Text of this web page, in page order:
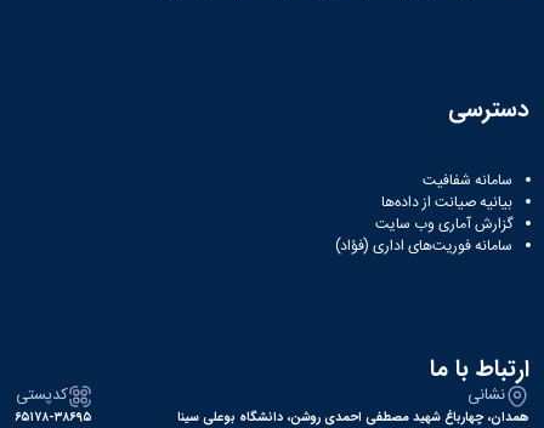
نشریات
لیست
فعال
دانشگاهی
مشاهده
آرشیو
دسترسی
سامانه شفافیت
بیانیه صیانت از داده‌ها
گزارش آماری وب‌ سایت
سامانه فوریت‌های اداری (فؤاد)
ارتباط با ما
نشانی
همدان، چهارباغ شهید مصطفی احمدی روشن، دانشگاه بوعلی سینا
کدپستی
۶۵۱۷۸-۳۸۶۹۵